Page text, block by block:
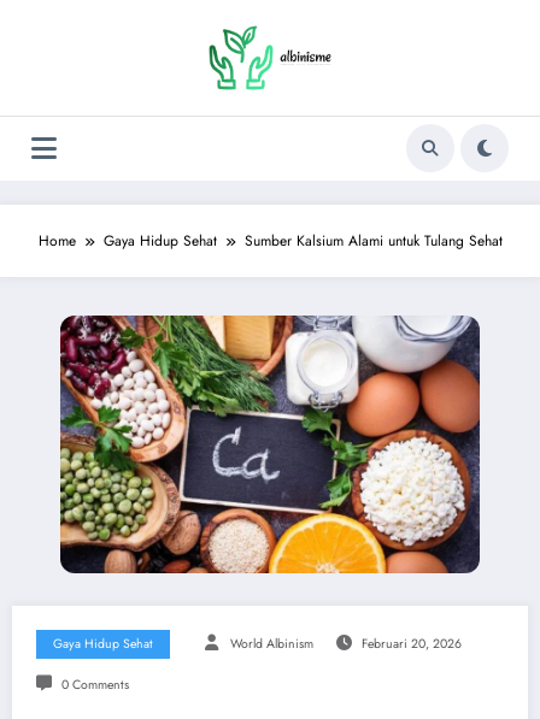
Home Gaya Hidup Sehat Sumber Kalsium Alami untuk Tulang Sehat
Gaya Hidup Sehat World Albinism Februari 20, 2026
0 Comments